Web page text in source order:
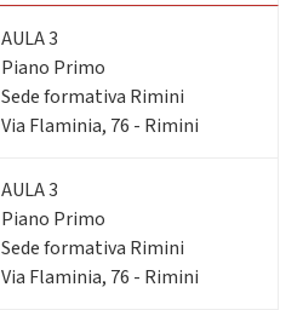
AULA 3
Piano Primo
Sede formativa Rimini
Via Flaminia, 76 - Rimini
AULA 3
Piano Primo
Sede formativa Rimini
Via Flaminia, 76 - Rimini